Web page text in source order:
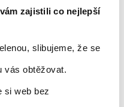
zajistili co nejlepší
slibujeme, že se
vás obtěžovat.
si web bez